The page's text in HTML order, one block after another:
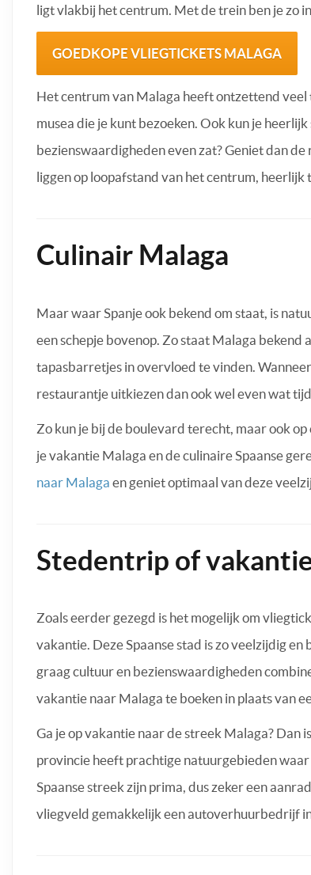
ligt vlakbij het centrum. Met de trein ben je zo
GOEDKOPE VLIEGTICKETS MALAGA
Het centrum van Malaga heeft ontzettend veel
musea die je kunt bezoeken. Ook kun je
bezienswaardigheden even zat? Geniet dan
liggen op loopafstand van het centrum, heerlijk
Culinair Malaga
Maar waar Spanje ook bekend om staat, is
een schepje bovenop. Zo staat Malaga bekend
tapasbarretjes in overvloed te vinden.
restaurantje uitkiezen dan ook wel even wat
Zo kun je bij de boulevard terecht, maar ook
je vakantie Malaga en de culinaire Spaanse
naar Malaga en geniet optimaal van deze
Stedentrip of
Zoals eerder gezegd is het mogelijk om
vakantie. Deze Spaanse stad is zo veelzijdig
graag cultuur en bezienswaardigheden
vakantie naar Malaga te boeken in plaats van
Ga je op vakantie naar de streek Malaga? Dan
provincie heeft prachtige natuurgebieden
Spaanse streek zijn prima, dus zeker een
vliegveld gemakkelijk een autoverhuurbedrijf